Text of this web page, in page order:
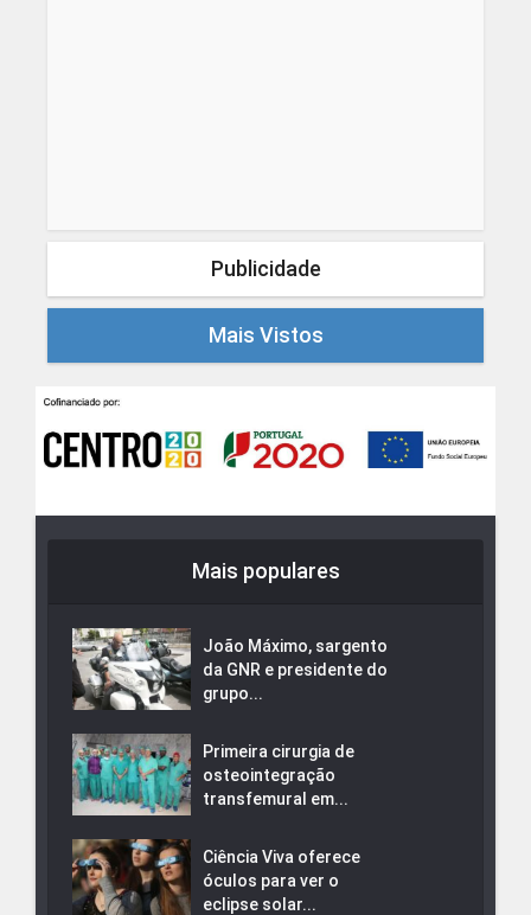
Publicidade
Mais Vistos
Mais populares
João Máximo, sargento
da GNR e presidente do
grupo...
Primeira cirurgia de
osteointegração
transfemural em...
Ciência Viva oferece
óculos para ver o
eclipse solar...